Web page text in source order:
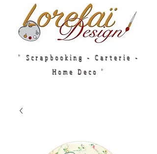
" Scrapbooking - Carterie -
Home Deco "